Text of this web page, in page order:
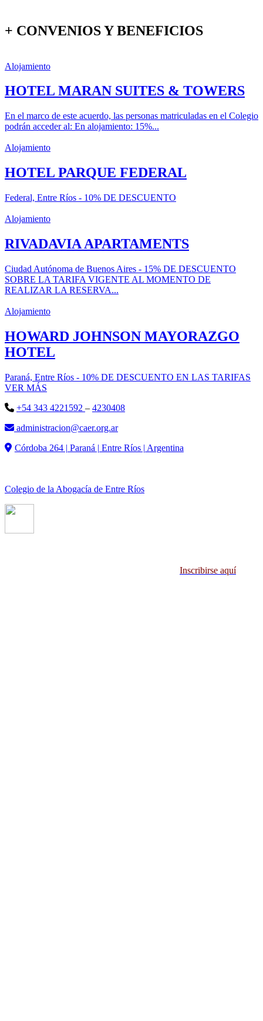
+ CONVENIOS Y BENEFICIOS
Alojamiento
HOTEL MARAN SUITES & TOWERS
En el marco de este acuerdo, las personas matriculadas en el Colegio
podrán acceder al: En alojamiento: 15%...
Alojamiento
HOTEL PARQUE FEDERAL
Federal, Entre Ríos - 10% DE DESCUENTO
Alojamiento
RIVADAVIA APARTAMENTS
Ciudad Autónoma de Buenos Aires - 15% DE DESCUENTO
SOBRE LA TARIFA VIGENTE AL MOMENTO DE
REALIZAR LA RESERVA...
Alojamiento
HOWARD JOHNSON MAYORAZGO
HOTEL
Paraná, Entre Ríos - 10% DE DESCUENTO EN LAS TARIFAS
VER MÁS
+54 343 4221592 – 4230408
administracion@caer.org.ar
Córdoba 264 | Paraná | Entre Ríos | Argentina
Colegio de la Abogacía de Entre Ríos
Inscribirse aquí